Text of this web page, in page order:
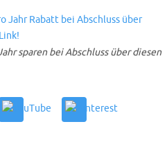
sparen bei Abschluss über diesen